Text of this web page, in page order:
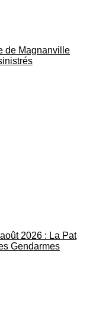
de Magnanville
2026 : La Pat
Gendarmes